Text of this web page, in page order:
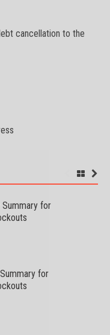
cancellation to the
for
for